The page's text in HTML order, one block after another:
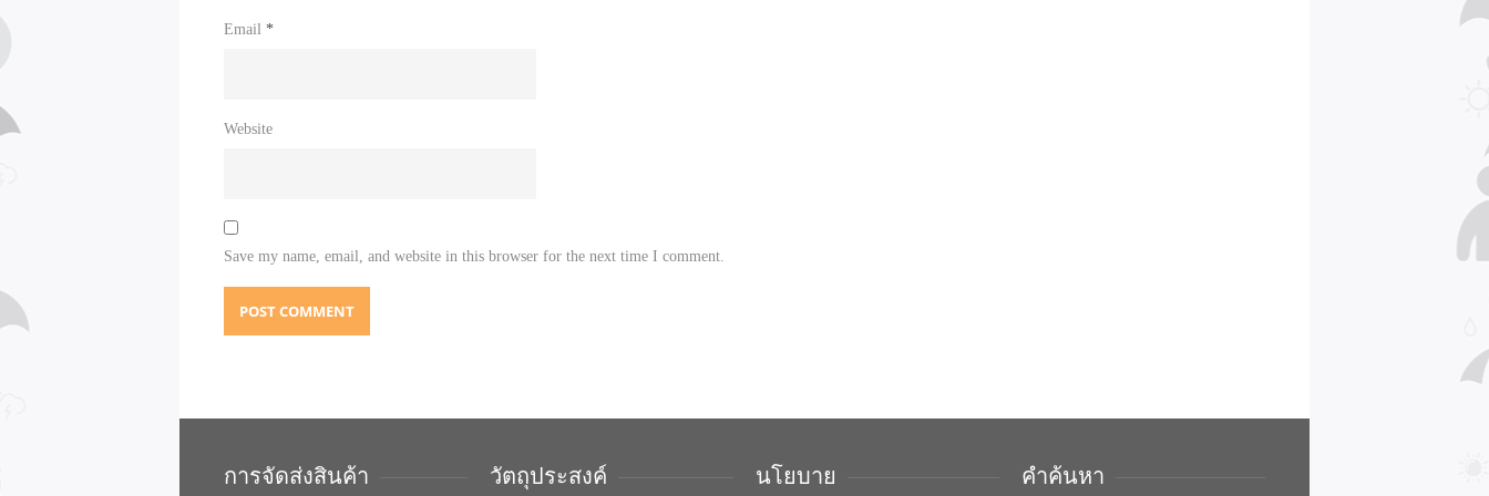
Email *
Website
Save my name, email, and website in this browser for the next time I comment.
การจัดส่งสินค้า วัตถุประสงค์ นโยบาย คำค้นหา